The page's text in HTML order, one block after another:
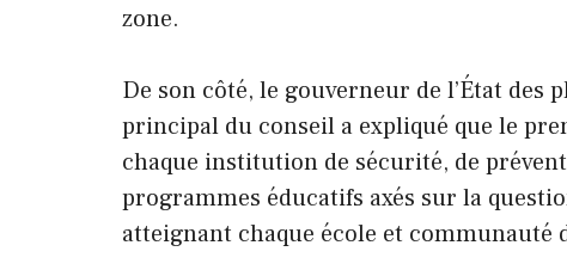
zone.
De son côté, le gouverneur de l’État des
principal du conseil a expliqué que le
chaque institution de sécurité, de
programmes éducatifs axés sur la
atteignant chaque école et communauté